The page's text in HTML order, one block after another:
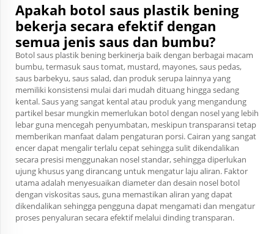
Apakah botol saus plastik bening
bekerja secara efektif dengan
semua jenis saus dan bumbu?
Botol saus plastik bening berkinerja baik dengan berbagai macam
bumbu, termasuk saus tomat, mustard, mayones, saus pedas,
saus barbekyu, saus salad, dan produk serupa lainnya yang
memiliki konsistensi mulai dari mudah dituang hingga sedang
kental. Saus yang sangat kental atau produk yang mengandung
partikel besar mungkin memerlukan botol dengan nosel yang lebih
lebar guna mencegah penyumbatan, meskipun transparansi tetap
memberikan manfaat dalam pengaturan porsi. Cairan yang sangat
encer dapat mengalir terlalu cepat sehingga sulit dikendalikan
secara presisi menggunakan nosel standar, sehingga diperlukan
ujung khusus yang dirancang untuk mengatur laju aliran. Faktor
utama adalah menyesuaikan diameter dan desain nosel botol
dengan viskositas saus, guna memastikan aliran yang dapat
dikendalikan sehingga pengguna dapat mengamati dan mengatur
proses penyaluran secara efektif melalui dinding transparan.